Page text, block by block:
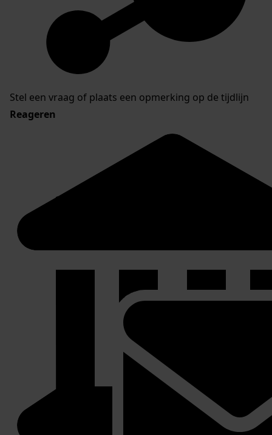
Stel een vraag of plaats een opmerking op de tijdlijn
Reageren